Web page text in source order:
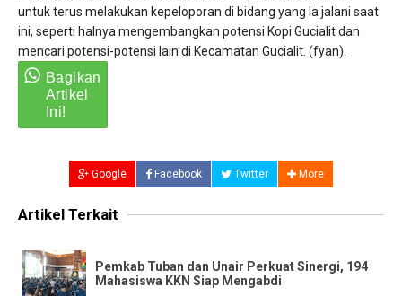
untuk terus melakukan kepeloporan di bidang yang Ia jalani saat
ini, seperti halnya mengembangkan potensi Kopi Gucialit dan
mencari potensi-potensi lain di Kecamatan Gucialit. (fyan).
Google Facebook Twitter More
Artikel Terkait
Pemkab Tuban dan Unair Perkuat Sinergi, 194
Mahasiswa KKN Siap Mengabdi